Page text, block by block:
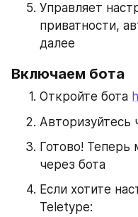
Управляет
приватности,
далее
Включаем бота
Откройте бота
Авторизуйтесь
Готово!
через бота
Если хотите
Teletype: